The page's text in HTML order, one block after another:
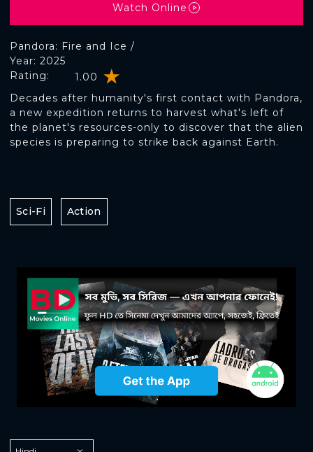
Pandora: Fire and Ice /
Rating: 1.00
Year: 2025
Decades after humanity's first contact with Pandora,
a new expedition returns to harvest what's left of
the planet's resources-only to discover that the alien
species is preparing to strike back against Earth.
Watch Online
Sci-Fi Action